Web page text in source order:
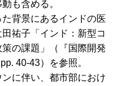
も含める。
背景にあるインドの医
祐子「インド：新型コ
の課題」（『国際開発
40-43）を参照。
に伴い、都市部におけ